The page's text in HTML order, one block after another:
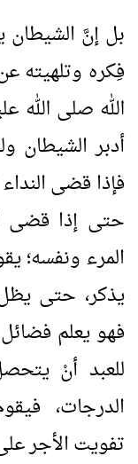
بل إنَّ الشيطان
فِكره وتلهيته
الله صلى الله
أدبر الشيطان
فإذا قضى
حتى إذا قضى
المرء ونفسه؛
يذكر، حتى
فهو يعلم
للعبد أنْ
الدرجات،
تفويت الأجر